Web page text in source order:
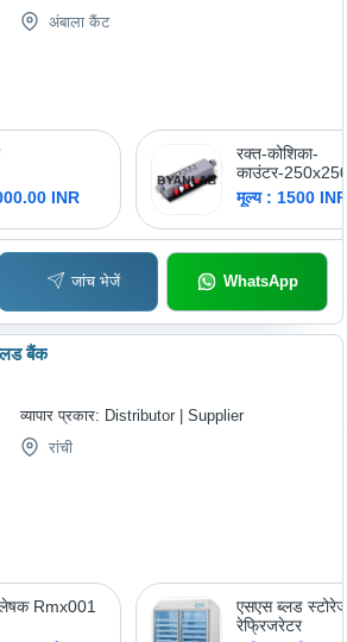
अंबाला कैंट
INR
रक्त-कोशिका-
काउंटर-
मूल्य : 1500
जांच भेजें WhatsApp
बैंक
व्यापार प्रकार: Distributor | Supplier
रांची
Rmx001
एसएस ब्लड
रेफ्रिजरेटर